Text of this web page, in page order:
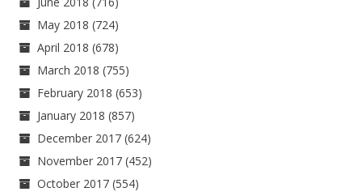
May 2018 (724)
April 2018 (678)
March 2018 (755)
February 2018 (653)
January 2018 (857)
December 2017 (624)
November 2017 (452)
October 2017 (554)